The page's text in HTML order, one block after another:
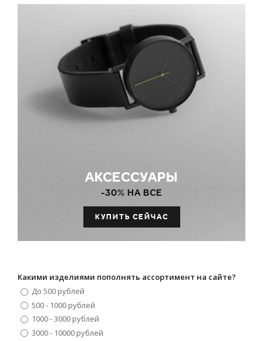
АКСЕССУАРЫ
-30% НА ВСЕ
КУПИТЬ СЕЙЧАС
Какими изделиями пополнять ассортимент на сайте?
До 500 рублей
500 - 1000 рублей
1000 - 3000 рублей
3000 - 10000 рублей